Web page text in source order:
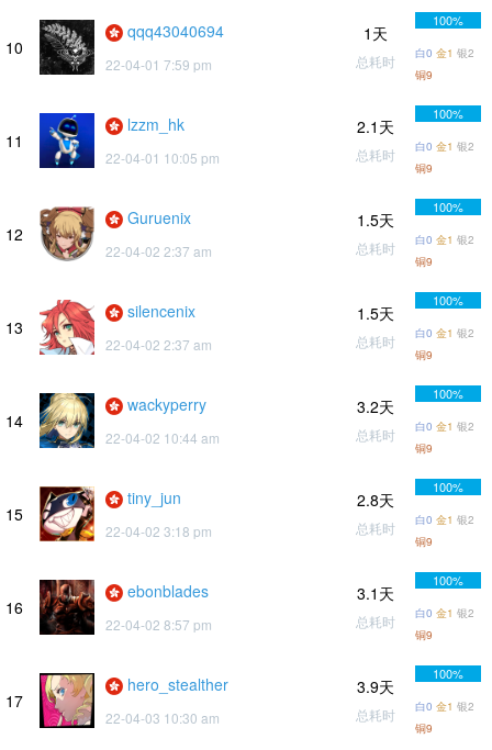
10
qqq43040694
22-04-01 7:59 pm
1天
总耗时
100%
白0 金1 银2
铜9
11
lzzm_hk
22-04-01 10:05 pm
2.1天
总耗时
100%
白0 金1 银2
铜9
12
Guruenix
22-04-02 2:37 am
1.5天
总耗时
100%
白0 金1 银2
铜9
13
silencenix
22-04-02 2:37 am
1.5天
总耗时
100%
白0 金1 银2
铜9
14
wackyperry
22-04-02 10:44 am
3.2天
总耗时
100%
白0 金1 银2
铜9
15
tiny_jun
22-04-02 3:18 pm
2.8天
总耗时
100%
白0 金1 银2
铜9
16
ebonblades
22-04-02 8:57 pm
3.1天
总耗时
100%
白0 金1 银2
铜9
17
hero_stealther
22-04-03 10:30 am
3.9天
总耗时
100%
白0 金1 银2
铜9